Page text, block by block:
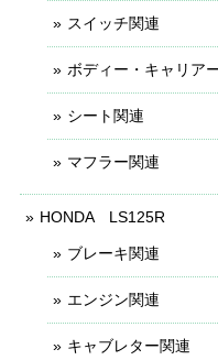
スイッチ関連
ボディー・キャリア
シート関連
マフラー関連
HONDA LS125R
ブレーキ関連
エンジン関連
キャブレター関連